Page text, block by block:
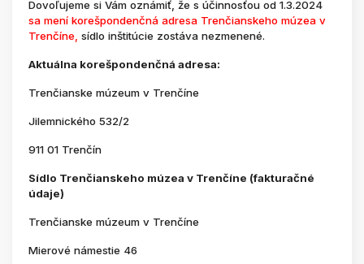
Dovoľujeme si Vám oznámiť, že s účinnosťou od 1.3.2024
sa mení korešpondenčná adresa Trenčianskeho múzea v
Trenčíne, sídlo inštitúcie zostáva nezmenené.
Aktuálna korešpondenčná adresa:
Trenčianske múzeum v Trenčíne
Jilemnického 532/2
911 01 Trenčín
Sídlo Trenčianskeho múzea v Trenčíne (fakturačné
údaje)
Trenčianske múzeum v Trenčíne
Mierové námestie 46